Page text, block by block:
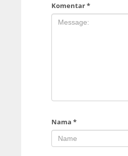
Komentar*
Nama *